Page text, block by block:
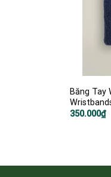
Băng Tay
350.000₫